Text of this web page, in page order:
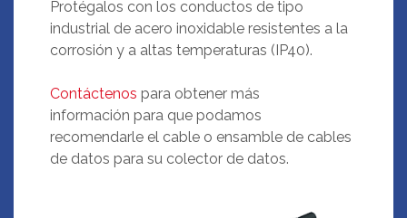
Protégalos con los conductos de tipo
industrial de acero inoxidable resistentes a la
corrosión y a altas temperaturas (IP40).
Contáctenos para obtener más
información para que podamos
recomendarle el cable o ensamble de cables
de datos para su colector de datos.